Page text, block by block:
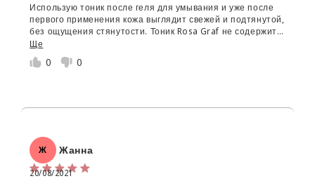
Об'єм:
Ім'я *
Использую тоник после геля для умывания и уже после
первого применения кожа выглядит свежей и подтянутой,
без ощущения стянутости. Тоник Rosa Graf не содержит
спирта, не сушит, не вызывает раздражения – даже моя
чувствительная кожа его 'полюбила' с первого дня.
Ще
0 0
Ж Жанна
20/08/2021